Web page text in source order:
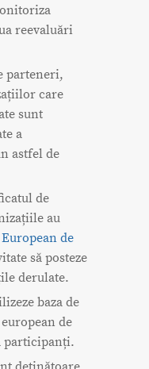
reevaluări
parteneri,
care
sunt
a
astfel de
de
au
de
să posteze
derulate.
baza de
de
participanți.